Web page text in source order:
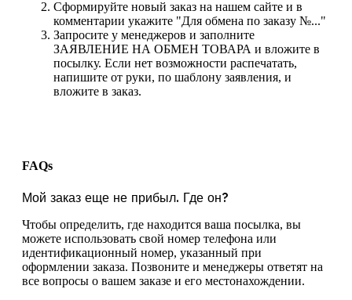
Сформируйте новый заказ на нашем сайте и в
комментарии укажите "Для обмена по заказу №..."
Запросите у менеджеров и заполните
ЗАЯВЛЕНИЕ НА ОБМЕН ТОВАРА и вложите в
посылку. Если нет возможности распечатать,
напишите от руки, по шаблону заявления, и
вложите в заказ.
FAQs
Мой заказ еще не прибыл. Где он?
Чтобы определить, где находится ваша посылка, вы
можете использовать свой номер телефона или
идентификационный номер, указанный при
оформлении заказа. Позвоните и менеджеры ответят на
все вопросы о вашем заказе и его местонахождении.